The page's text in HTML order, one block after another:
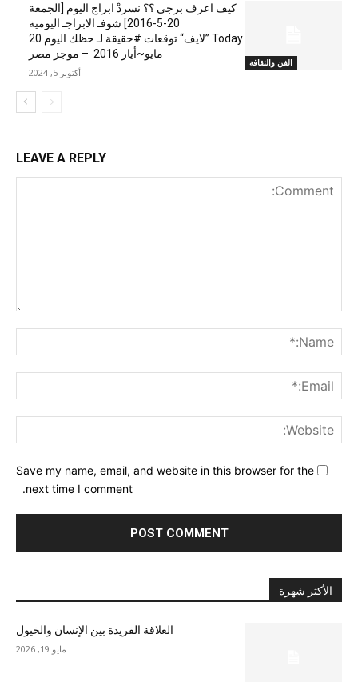
الفن والثقافة
كيف اعرف برجي ؟؟ نسردْ ابراج اليوم [الجمعة
20-5-2016] شوفـ الابراجـ اليومية
Today ”لايف“ توقعات #حقيقة لـ حظك اليوم 20
مايو~أيار 2016 – موجز مصر
أكتوبر 5, 2024
LEAVE A REPLY
Save my name, email, and website in this browser for the
next time I comment.
الأكثر شهرة
العلاقة الفريدة بين الإنسان والخيول
مايو 19, 2026